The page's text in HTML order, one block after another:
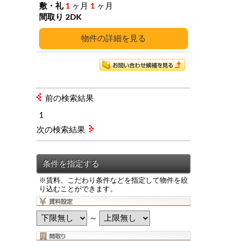
詳細
1 ヶ月 1 ヶ月
2DK
前の検索結果
1
※賃料、こだわり条件などを指定して物件を絞
り込むことができます。
～